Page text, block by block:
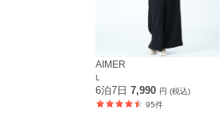
AIMER
L
6泊7日 7,990 円 (税込)
95件